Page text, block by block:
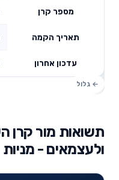
מספר קרן
תאריך הקמה
עדכון אחרון
תשואות מור קרן
ולעצמאים - מניות